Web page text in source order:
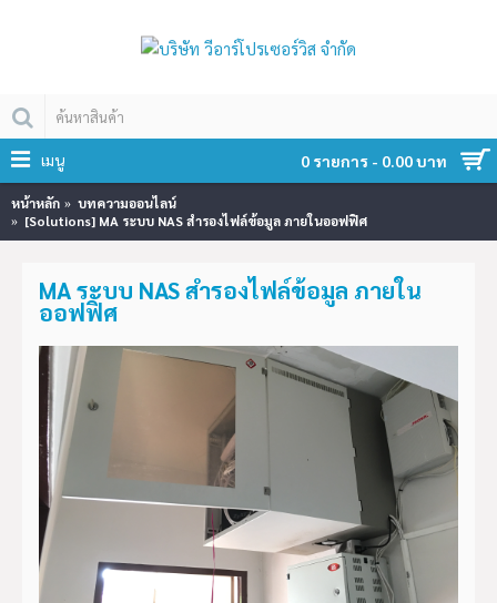
0 รายการ - 0.00 บาท
เมนู
หน้าหลัก
บทความออนไลน์
[Solutions] MA ระบบ NAS สำรองไฟล์ข้อมูล ภายในออฟฟิศ
MA ระบบ NAS สำรองไฟล์ข้อมูล ภายใน
ออฟฟิศ